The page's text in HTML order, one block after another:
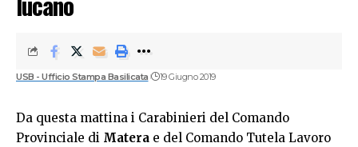
USB - Ufficio Stampa Basilicata 19 Giugno 2019
Da questa mattina i Carabinieri del Comando
Provinciale di Matera e del Comando Tutela Lavoro